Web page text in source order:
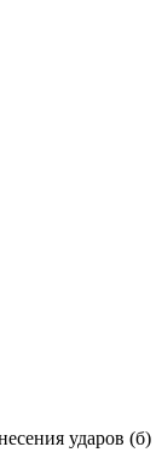
ударов (б)